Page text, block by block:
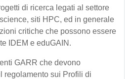
di ricerca legati al settore
siti HPC, ed in generale
critiche che possono essere
IDEM e eduGAIN.
GARR che devono
regolamento sui Profili di